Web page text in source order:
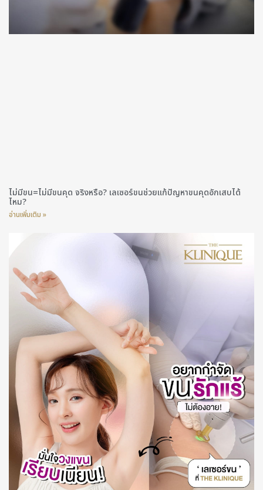
ไม่มีขน=ไม่มีขนคุด จริงหรือ? เลเซอร์ขนช่วยแก้ปัญหาขนคุดอักเสบได้
ไหม?
อ่านเพิ่มเติม »